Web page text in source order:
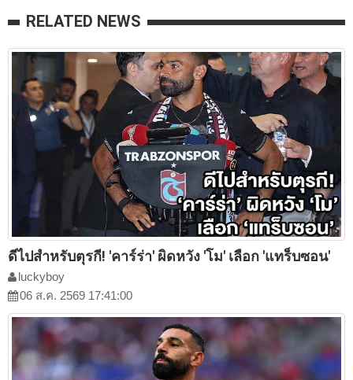
RELATED NEWS
ดีไปสำหรับตุรกี! 'คาร์ร่า' ผิดหวัง 'โม' เลือก 'แทร็บซอน'
luckyboy
06 ส.ค. 2569 17:41:00